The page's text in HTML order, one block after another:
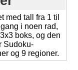
med tall fra 1 til
i noen rad,
boks, og den
Sudoku-
og 9 regioner.